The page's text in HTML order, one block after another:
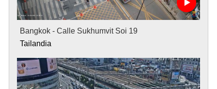
Bangkok - Calle Sukhumvit Soi 19
Tailandia